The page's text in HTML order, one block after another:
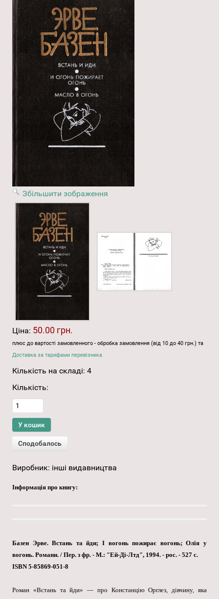
Збільшити зображення
Ціна: 50.00 грн.
плюс до вартості замовленного - обробка замовлення (від 10 до 40 грн.) та
Доставка за тарифами перевізника
Кількість на складі: 4
Кількість:
Виробник: інші видавництва
Інформація про книгу:
Базен Эрве. Встань та йди; І вогонь пожирає вогонь; Олія у
вогонь. Романи. / Пер. з фр. - М.: "Ей-Ді-Лтд", 1994. - рос. - 527 с.
ISBN 5-85869-051-8
Роман «Встань та йди» — про Констанцію Орглез, дівчину, яка